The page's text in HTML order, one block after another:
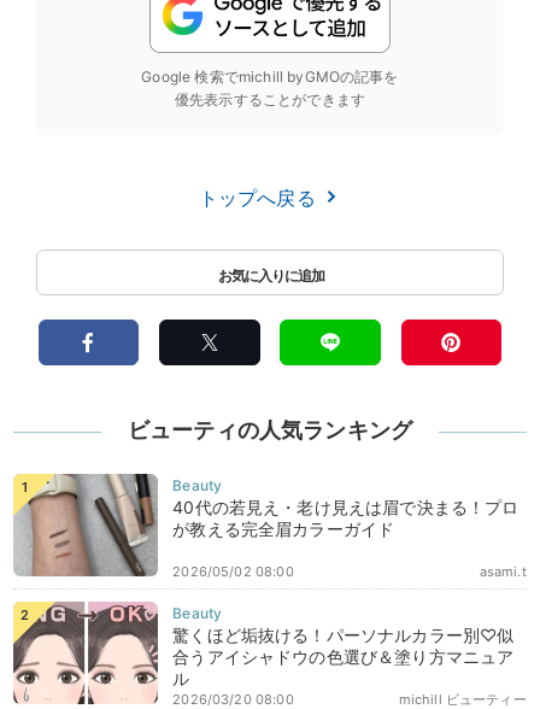
Google 検索でmichill byGMOの記事を
優先表示することができます
トップへ戻る
ビューティの人気ランキング
40代の若見え・老け見えは眉で決まる！プロ
が教える完全眉カラーガイド
asami.t
2026/05/02 08:00
驚くほど垢抜ける！パーソナルカラー別♡似
合うアイシャドウの色選び＆塗り方マニュア
ル
michill ビューティー
2026/03/20 08:00